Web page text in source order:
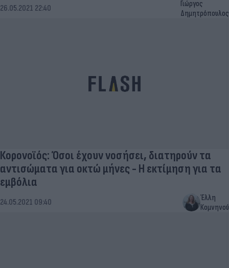
26.05.2021 22:40
Γιώργος
Δημητρόπουλος
Κορονοϊός: Όσοι έχουν νοσήσει, διατηρούν τα
αντισώματα για οκτώ μήνες - Η εκτίμηση για τα
εμβόλια
24.05.2021 09:40
Έλλη
Κομνηνού